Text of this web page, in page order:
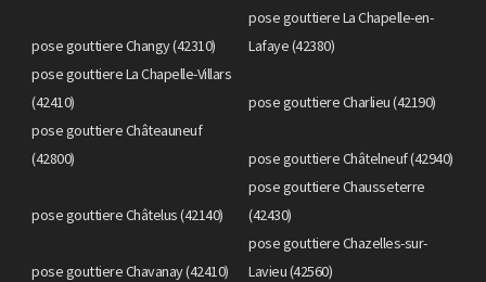
pose gouttiere Changy (42310)
pose gouttiere La Chapelle-en-
Lafaye (42380)
pose gouttiere La Chapelle-Villars
(42410)
pose gouttiere Charlieu (42190)
pose gouttiere Châteauneuf
(42800)
pose gouttiere Châtelneuf (42940)
pose gouttiere Châtelus (42140)
pose gouttiere Chausseterre
(42430)
pose gouttiere Chavanay (42410)
pose gouttiere Chazelles-sur-
Lavieu (42560)